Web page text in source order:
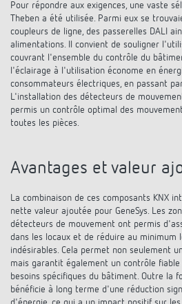
Pour répondre aux exigences, une vaste
Theben a été utilisée. Parmi eux se
coupleurs de ligne, des passerelles DALI
alimentations. Il convient de souligner
couvrant l'ensemble du contrôle du
l'éclairage à l'utilisation économe en
consommateurs électriques, en passant
L'installation des détecteurs de
permis un contrôle optimal des
toutes les pièces.
Avantages et valeur
La combinaison de ces composants KNX
nette valeur ajoutée pour GeneSys. Les
détecteurs de mouvement ont permis
dans les locaux et de réduire au minimum
indésirables. Cela permet non seulement
mais garantit également un contrôle
besoins spécifiques du bâtiment. Outre la
bénéficie à long terme d'une réduction